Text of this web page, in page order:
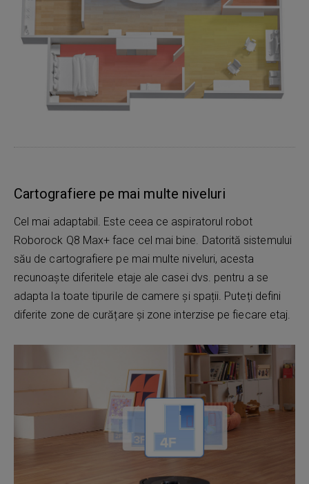
Cartografiere pe mai multe niveluri
Cel mai adaptabil. Este ceea ce aspiratorul robot
Roborock Q8 Max+ face cel mai bine. Datorită sistemului
său de cartografiere pe mai multe niveluri, acesta
recunoaște diferitele etaje ale casei dvs. pentru a se
adapta la toate tipurile de camere și spații. Puteți defini
diferite zone de curățare și zone interzise pe fiecare etaj.